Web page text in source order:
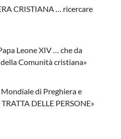
CRISTIANA … ricercare
Leone XIV … che da
Comunità cristiana»
di Preghiera e
DELLE PERSONE»